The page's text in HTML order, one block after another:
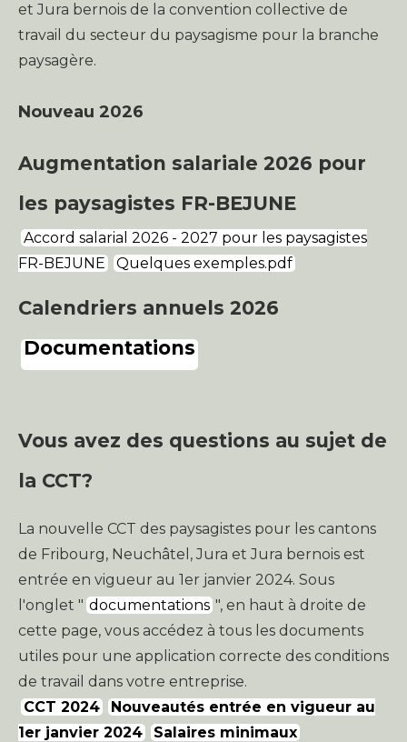
et Jura bernois de la convention collective de
travail du secteur du paysagisme pour la branche
paysagère.
Nouveau 2026
Augmentation salariale 2026 pour
les paysagistes FR-BEJUNE
Accord salarial 2026 - 2027 pour les paysagistes
FR-BEJUNE
Quelques exemples.pdf
Calendriers annuels 2026
Documentations
Vous avez des questions au sujet de
la CCT?
La nouvelle CCT des paysagistes pour les cantons
de Fribourg, Neuchâtel, Jura et Jura bernois est
entrée en vigueur au 1er janvier 2024. Sous
l'onglet " documentations ", en haut à droite de
cette page, vous accédez à tous les documents
utiles pour une application correcte des conditions
de travail dans votre entreprise.
CCT 2024
Nouveautés entrée en vigueur au
1er janvier 2024
Salaires minimaux